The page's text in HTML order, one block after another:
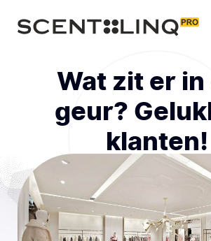
Wat zit er in
geur?
klanten!